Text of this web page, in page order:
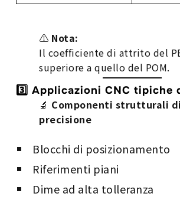
⚠️ Nota:
Il coefficiente di attrito del
superiore a quello del POM.
3️⃣ Applicazioni CNC tipiche
🔬 Componenti strutturali
precisione
Blocchi di posizionamento
Riferimenti piani
Dime ad alta tolleranza